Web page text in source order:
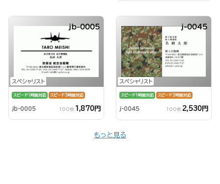
スペシャリスト
jb-0005
スピード1時間対応 スピード3時間対応
jb-0005 100枚 1,870円
スペシャリスト
j-0045
スピード1時間対応 スピード3時間対応
j-0045 100枚 2,530円
もっと見る